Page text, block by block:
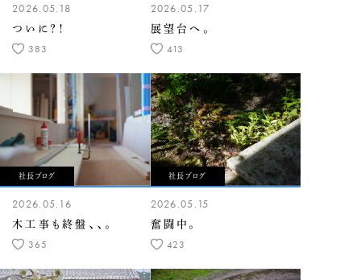
2026.05.18
ついに？！
383
2026.05.17
展望台へ。
413
社長ブログ
2026.05.16
木工事も終盤、、。
365
社長ブログ
2026.05.15
奮闘中。
423